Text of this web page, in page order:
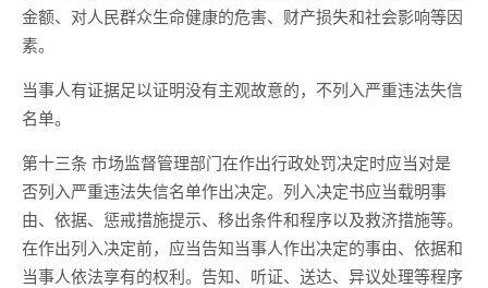
金额、对人民群众生命健康的危害、财产损失和社会影响等因
素。
当事人有证据足以证明没有主观故意的，不列入严重违法失信
名单。
第十三条 市场监督管理部门在作出行政处罚决定时应当对是
否列入严重违法失信名单作出决定。列入决定书应当载明事
由、依据、惩戒措施提示、移出条件和程序以及救济措施等。
在作出列入决定前，应当告知当事人作出决定的事由、依据和
当事人依法享有的权利。告知、听证、送达、异议处理等程序